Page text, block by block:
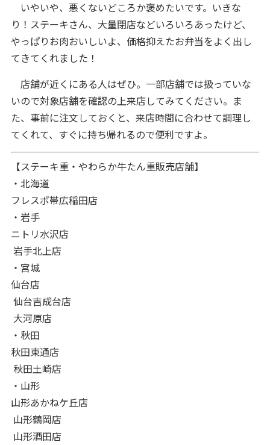
いやいや、悪くないどころか褒めたいです。いきな
り！ステーキさん、大量閉店などいろいろあったけど、
やっぱりお肉おいしいよ、価格抑えたお弁当をよく出し
てきてくれました！
店舗が近くにある人はぜひ。一部店舗では扱っていな
いので対象店舗を確認の上来店してみてください。ま
た、事前に注文しておくと、来店時間に合わせて調理し
てくれて、すぐに持ち帰れるので便利ですよ。
【ステーキ重・やわらか牛たん重販売店舗】
・北海道
フレスポ帯広稲田店
・岩手
ニトリ水沢店
岩手北上店
・宮城
仙台店
仙台吉成台店
大河原店
・秋田
秋田東通店
秋田土崎店
・山形
山形あかねケ丘店
山形鶴岡店
山形酒田店